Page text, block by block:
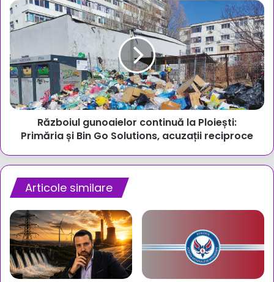
Războiul
gunoaielor
continuă
Ploiești:
Primăria
și
Bin
Go
Solutions,
acuzații
Războiul gunoaielor continuă la Ploiești:
Primăria și Bin Go Solutions, acuzații reciproce
Articole similare